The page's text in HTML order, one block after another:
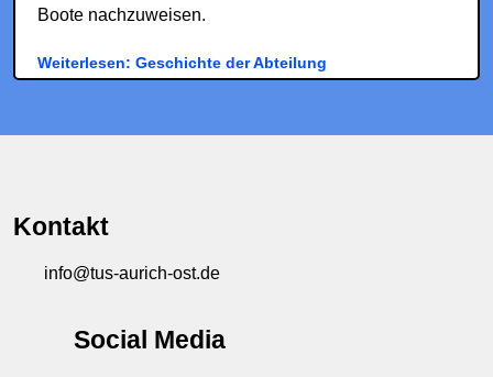
Boote nachzuweisen.
Weiterlesen: Geschichte der Abteilung
Kontakt
info@tus-aurich-ost.de
Social Media